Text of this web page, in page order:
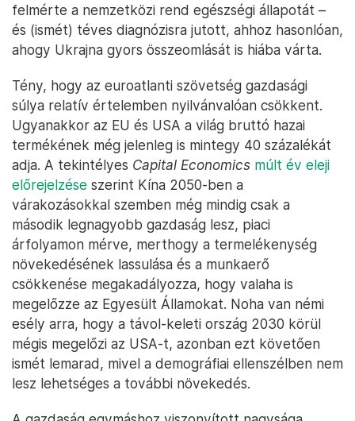
felmérte a nemzetközi rend egészségi állapotát –
és (ismét) téves diagnózisra jutott, ahhoz hasonlóan,
ahogy Ukrajna gyors összeomlását is hiába várta.
Tény, hogy az euroatlanti szövetség gazdasági
súlya relatív értelemben nyilvánvalóan csökkent.
Ugyanakkor az EU és USA a világ bruttó hazai
termékének még jelenleg is mintegy 40 százalékát
adja. A tekintélyes Capital Economics múlt év eleji
előrejelzése szerint Kína 2050-ben a
várakozásokkal szemben még mindig csak a
második legnagyobb gazdaság lesz, piaci
árfolyamon mérve, merthogy a termelékenység
növekedésének lassulása és a munkaerő
csökkenése megakadályozza, hogy valaha is
megelőzze az Egyesült Államokat. Noha van némi
esély arra, hogy a távol-keleti ország 2030 körül
mégis megelőzi az USA-t, azonban ezt követően
ismét lemarad, mivel a demográfiai ellenszélben nem
lesz lehetséges a további növekedés.